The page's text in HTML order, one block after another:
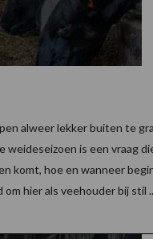
alweer lekker buiten te
weideseizoen is een vraag
komt, hoe en wanneer
hier als veehouder bij stil